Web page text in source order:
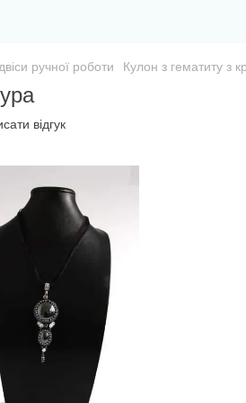
ручної роботи Кулон з гематиту з
відгук